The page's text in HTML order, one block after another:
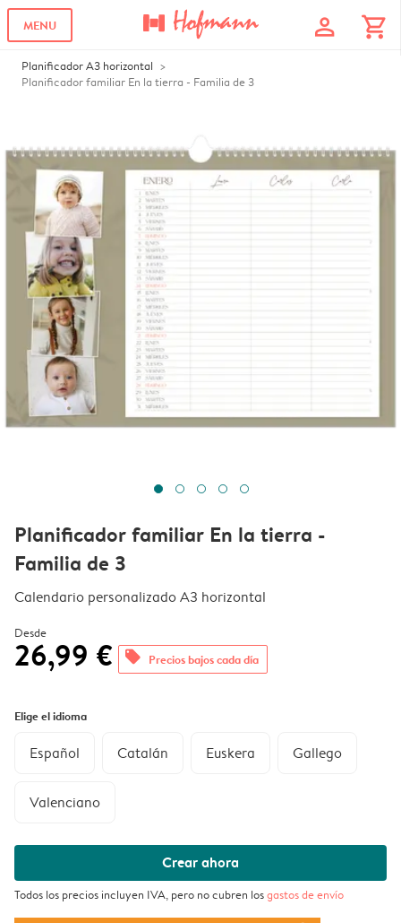
MENU profile shopping_cart
Planificador A3 horizontal
Planificador familiar En la tierra - Familia de 3
Planificador familiar En la tierra -
Familia de 3
Calendario personalizado A3 horizontal
Desde
26,99 € offers Precios bajos cada día
Elige el idioma
Español Catalán Euskera Gallego
Valenciano
Crear ahora
Todos los precios incluyen IVA, pero no cubren losgastos de envío